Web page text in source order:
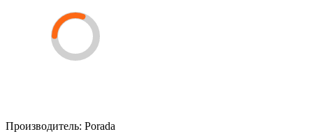
Производитель: Porada